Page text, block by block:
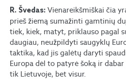
R. Švedas: Vienareikšmiškai čia
prieš žiemą sumažinti gamtinių
tiek, kiek, matyt, priklauso pagal
daugiau, neužpildyti saugyklų
taktika, kad jis galėtų daryti
Europa dėl to patyrė šoką ir
tik Lietuvoje, bet visur.